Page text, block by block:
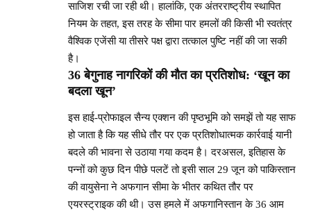
साजिश रची जा रही थी। हालांकि, एक अंतरराष्ट्रीय स्थापित
नियम के तहत, इस तरह के सीमा पार हमलों की किसी भी स्वतंत्र
वैश्विक एजेंसी या तीसरे पक्ष द्वारा तत्काल पुष्टि नहीं की जा सकी
है।
36 बेगुनाह नागरिकों की मौत का प्रतिशोध: ‘खून का
बदला खून’
इस हाई-प्रोफाइल सैन्य एक्शन की पृष्ठभूमि को समझें तो यह साफ
हो जाता है कि यह सीधे तौर पर एक प्रतिशोधात्मक कार्रवाई यानी
बदले की भावना से उठाया गया कदम है। दरअसल, इतिहास के
पन्नों को कुछ दिन पीछे पलटें तो इसी साल 29 जून को पाकिस्तान
की वायुसेना ने अफगान सीमा के भीतर कथित तौर पर
एयरस्ट्राइक की थी। उस हमले में अफगानिस्तान के 36 आम